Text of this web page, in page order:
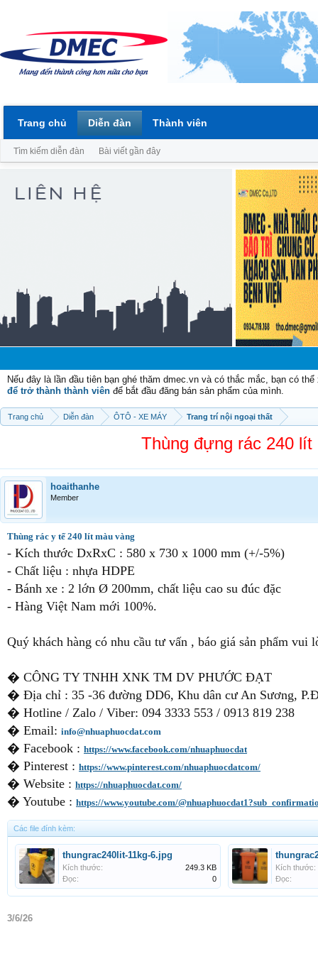
Nếu đây là lần đầu tiên bạn ghé thăm dmec.vn và có thắc mắc, bạn có
để trở thành thành viên để bắt đầu đăng bán sản phẩm của mình.
Trang chủ Diễn đàn ÔTÔ - XE MÁY Trang trí nội ngoại thất
Thùng đựng rác 240 lít
hoaithanhe
Member
Thùng rác y tế 240 lít màu vàng
- Kích thước DxRxC : 580 x 730 x 1000 mm (+/-5%)
- Chất liệu : nhựa HDPE
- Bánh xe : 2 lớn Ø 200mm, chất liệu cao su đúc đặc
- Hàng Việt Nam mới 100%.
Quý khách hàng có nhu cầu tư vấn , báo giá sản phẩm vui
� CÔNG TY TNHH XNK TM DV PHƯỚC ĐẠT
� Địa chỉ : 35 -36 đường DD6, Khu dân cư An Sương,
� Hotline / Zalo / Viber: 094 3333 553 / 0913 819 238
� Email: info@nhuaphuocdat.com
� Facebook : https://www.facebook.com/nhuaphuocdat
� Pinterest : https://www.pinterest.com/nhuaphuocdatcom/
� Website : https://nhuaphuocdat.com/
� Youtube : https://www.youtube.com/
Các file đính kèm:
thungrac240lit-11kg-6.jpg
Kích thước:
249.3 KB
Đọc:
0
Kích thước:
Đọc:
3/6/26
Trang chủ Diễn đàn
Tìm kiếm diễn đàn Bài viết gần đây
Thành viên